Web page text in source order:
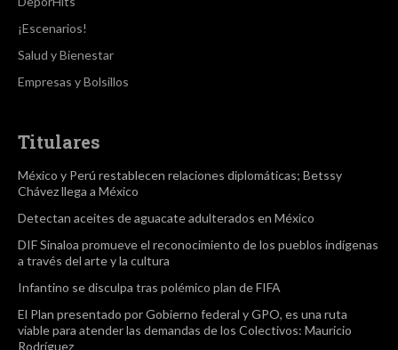
¡Escenarios!
Salud y Bienestar
Empresas y Bolsillos
Titulares
México y Perú restablecen relaciones diplomáticas; Betssy
Chávez llega a México
Detectan aceites de aguacate adulterados en México
DIF Sinaloa promueve el reconocimiento de los pueblos indígenas
a través del arte y la cultura
Infantino se disculpa tras polémico plan de FIFA
El Plan presentado por Gobierno federal y GPO, es una ruta
viable para atender las demandas de los Colectivos: Mauricio
Rodríguez